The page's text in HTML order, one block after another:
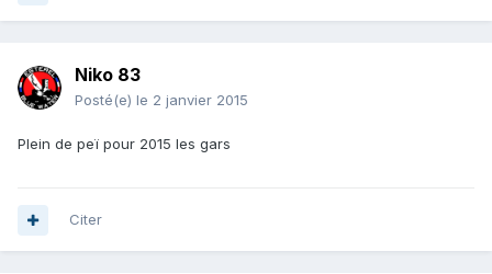
Niko 83
Posté(e) le 2 janvier 2015
Plein de peï pour 2015 les gars
Citer